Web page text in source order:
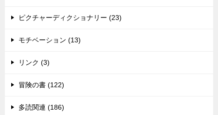
ピクチャーディクショナリー (23)
モチベーション (13)
リンク (3)
冒険の書 (122)
多読関連 (186)